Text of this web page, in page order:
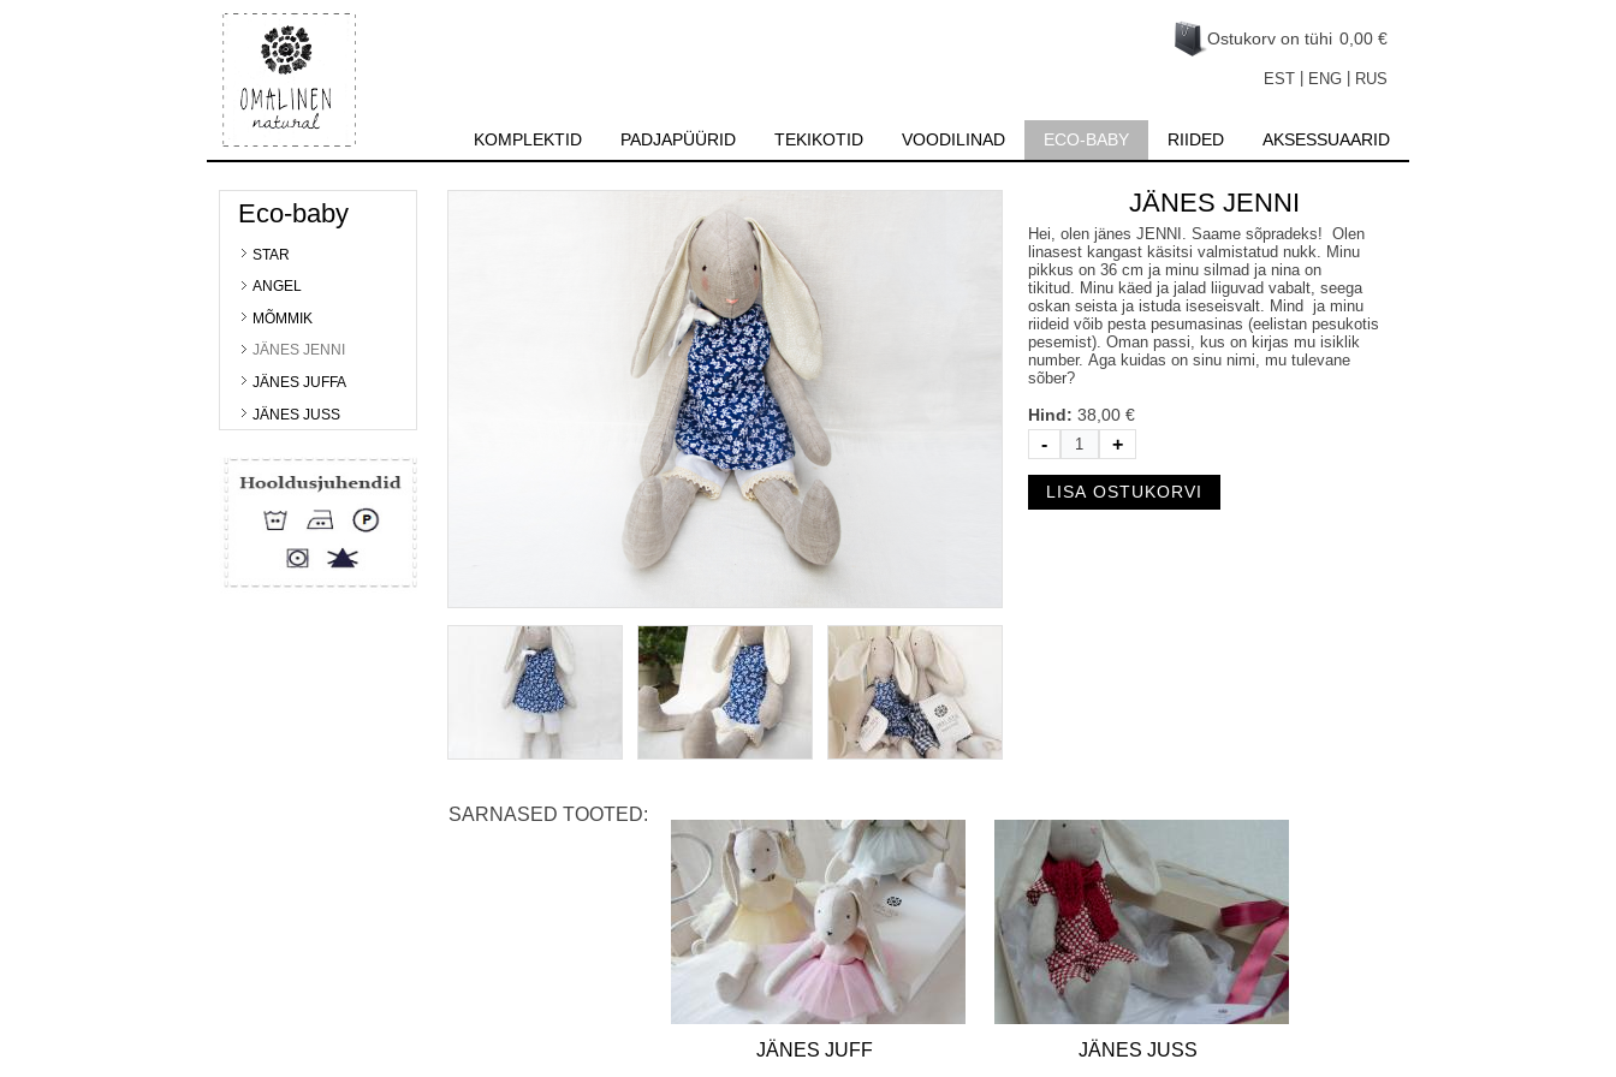
Ostukorv on tühi 0,00 €
EST ENG RUS
KOMPLEKTID PADJAPÜÜRID TEKIKOTID VOODILINAD ECO-BABY RIIDED AKSESSUAARID
Eco-baby
STAR
ANGEL
MÕMMIK
JÄNES JENNI
JÄNES JUFFA
JÄNES JUSS
JÄNES JENNI
Hei, olen jänes JENNI. Saame sõpradeks! Olen
linasest kangast käsitsi valmistatud nukk. Minu
pikkus on 36 cm ja minu silmad ja nina on
tikitud. Minu käed ja jalad liiguvad vabalt, seega
oskan seista ja istuda iseseisvalt. Mind ja minu
riideid võib pesta pesumasinas (eelistan pesukotis
pesemist). Oman passi, kus on kirjas mu isiklik
number. Aga kuidas on sinu nimi, mu tulevane
sõber?
Hind: 38,00 €
- +
SARNASED TOOTED:
JÄNES JUFF JÄNES JUSS